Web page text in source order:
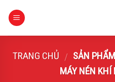
TRANG CHỦ / SẢN
MÁY NÉN KHÍ